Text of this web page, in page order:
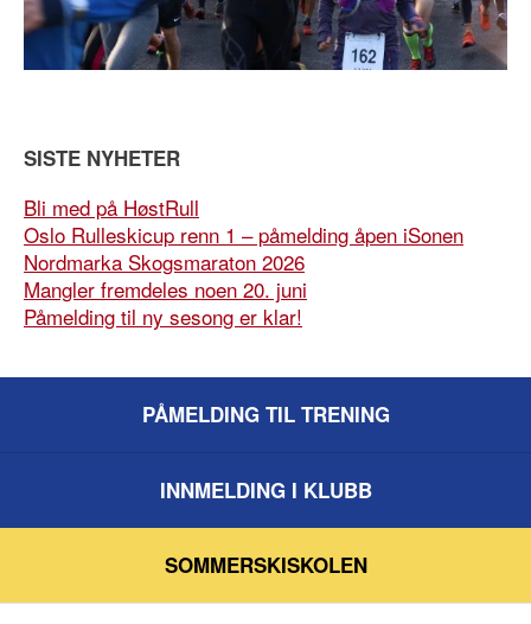
SISTE NYHETER
Bli med på HøstRull
Oslo Rulleskicup renn 1 – påmelding åpen iSonen
Nordmarka Skogsmaraton 2026
Mangler fremdeles noen 20. juni
Påmelding til ny sesong er klar!
PÅMELDING TIL TRENING
INNMELDING I KLUBB
SOMMERSKISKOLEN